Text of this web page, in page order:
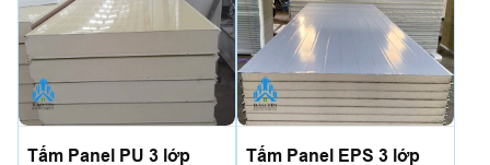
Tấm Panel PU 3 lớp
Tấm Panel EPS 3 lớp